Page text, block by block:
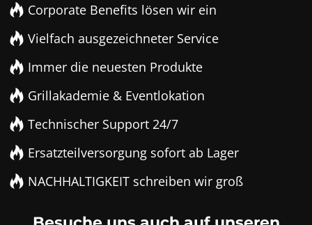
Corporate Benefits lösen wir ein
Vielfach ausgezeichneter Service
Immer die neuesten Produkte
Grillakademie & Eventlokation
Technischer Support 24/7
Ersatzteilversorgung sofort ab Lager
NACHHALTIGKEIT schreiben wir groß